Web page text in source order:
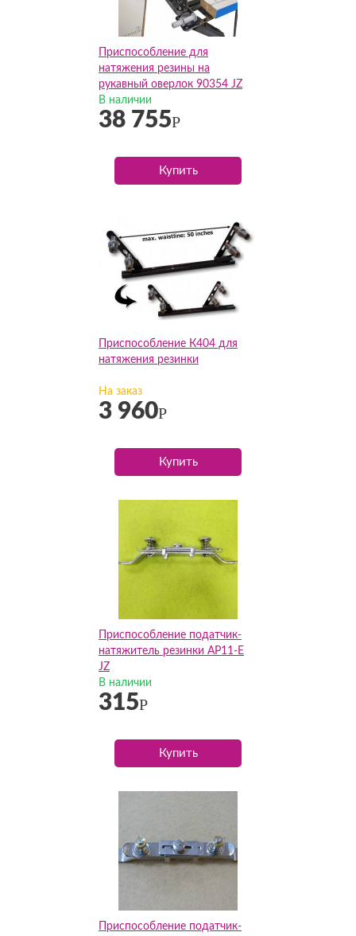
Приспособление для
натяжения резины на
рукавный оверлок 90354 JZ
В наличии
38 755Р
Купить
Приспособление К404 для
натяжения резинки
На заказ
3 960Р
Купить
Приспособление податчик-
натяжитель резинки AP11-Е
JZ
В наличии
315Р
Купить
Приспособление податчик-